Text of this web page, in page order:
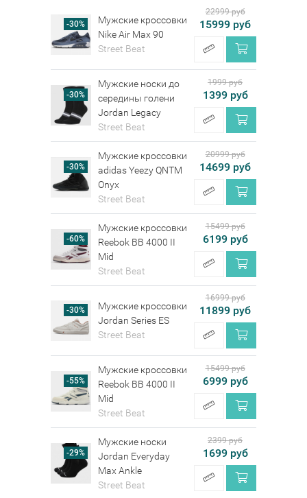
-30%
Мужские кроссовки
Nike Air Max 90
Street Beat
22999 руб
15999 руб
-30%
Мужские носки до
середины голени
Jordan Legacy
Street Beat
1999 руб
1399 руб
-30%
Мужские кроссовки
adidas Yeezy QNTM
Onyx
Street Beat
20999 руб
14699 руб
-60%
Мужские кроссовки
Reebok BB 4000 II
Mid
Street Beat
15499 руб
6199 руб
-30%
Мужские кроссовки
Jordan Series ES
Street Beat
16999 руб
11899 руб
-55%
Мужские кроссовки
Reebok BB 4000 II
Mid
Street Beat
15499 руб
6999 руб
-29%
Мужские носки
Jordan Everyday
Max Ankle
Street Beat
2399 руб
1699 руб